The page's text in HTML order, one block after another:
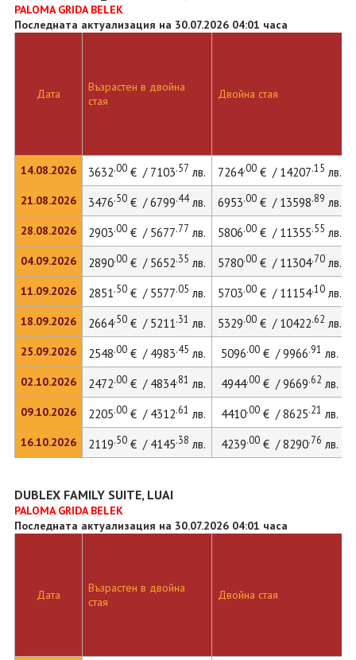
PALOMA GRIDA BELEK
Последната актуализация на 30.07.2026 04:01 часа
Дата
14.08.2026
21.08.2026
28.08.2026
04.09.2026
11.09.2026
18.09.2026
25.09.2026
02.10.2026
09.10.2026
16.10.2026
Възрастен в двойна
стая
Двойна стая
3632.00€ / 7103.57 лв. 7264.00€ / 14207.15 лв.
3476.50€ / 6799.44лв. 6953.00€ / 13598.89 лв.
2903.00€ / 5677.77 лв. 5806.00€ / 11355.55 лв.
2890.00€ / 5652.35 лв. 5780.00€ / 11304.70лв.
2851.50€ / 5577.05 лв. 5703.00€ / 11154.10лв.
2664.50€ / 5211.31 лв. 5329.00€ / 10422.62 лв.
2548.00€ / 4983.45 лв. 5096.00€ / 9966.91 лв.
2472.00€ / 4834.81 лв. 4944.00€ / 9669.62 лв.
2205.00€ / 4312.61 лв. 4410.00€ / 8625.21 лв.
2119.50€ / 4145.38 лв. 4239.00€ / 8290.76 лв.
DUBLEX FAMILY SUITE, LUAI
PALOMA GRIDA BELEK
Последната актуализация на 30.07.2026 04:01 часа
Дата
Възрастен в двойна
стая
Двойна стая